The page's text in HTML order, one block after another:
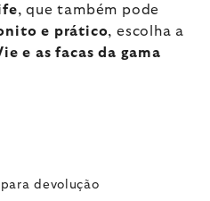
, que também pode
e prático, escolha a
e as facas da gama
devolução